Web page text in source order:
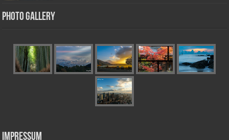
Photo Gallery
Impressum